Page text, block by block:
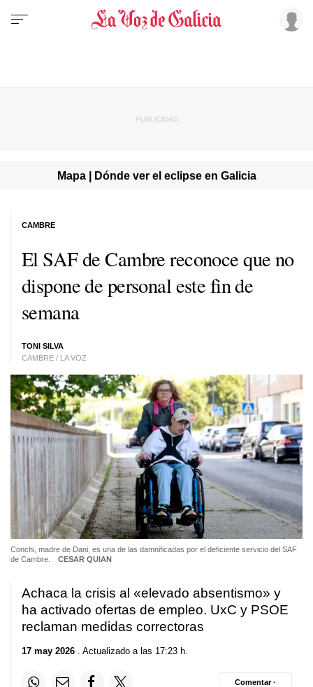
Mapa | Dónde ver el eclipse en Galicia
El SAF de Cambre reconoce que no
dispone de personal este fin de
semana
TONI SILVA
CAMBRE / LA VOZ
CAMBRE
Conchi, madre de Dani, es una de las damnificadas por el deficiente servicio del SAF
de Cambre.
CESAR QUIAN
Achaca la crisis al «elevado absentismo» y
ha activado ofertas de empleo. UxC y PSOE
reclaman medidas correctoras
17 may 2026 . Actualizado a las 17:23 h.
Comentar ·